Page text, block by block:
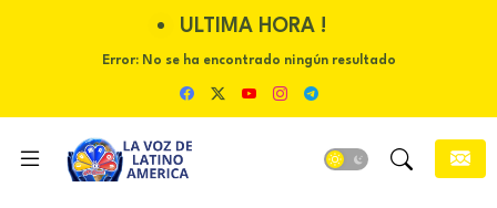
ULTIMA HORA !
Error:No se ha encontrado ningún resultado